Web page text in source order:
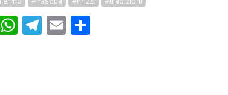
WhatsApp
Telegram
Email